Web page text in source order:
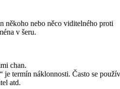
někoho nebo něco viditelného proti
v šeru.
chan.
je termín náklonnosti. Často se
atd.